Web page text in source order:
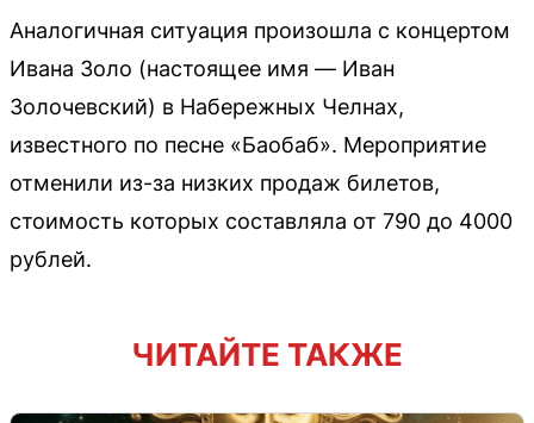
Аналогичная ситуация произошла с концертом
Ивана Золо (настоящее имя — Иван
Золочевский) в Набережных Челнах,
известного по песне «Баобаб». Мероприятие
отменили из-за низких продаж билетов,
стоимость которых составляла от 790 до 4000
рублей.
ЧИТАЙТЕ ТАКЖЕ